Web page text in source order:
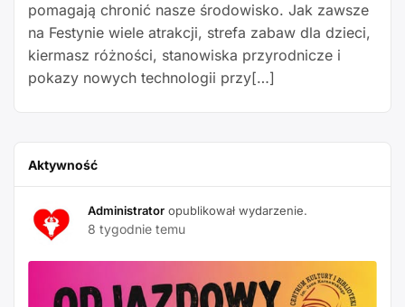
pomagają chronić nasze środowisko. Jak zawsze
na Festynie wiele atrakcji, strefa zabaw dla dzieci,
kiermasz różności, stanowiska przyrodnicze i
pokazy nowych technologii przy[…]
Aktywność
Administrator opublikował wydarzenie.
8 tygodnie temu